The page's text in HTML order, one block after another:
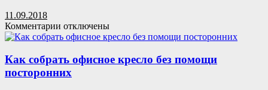
класс,
идеи
варианты
11.09.2018
Комментарии к
записи
«Эльба»:
отзывы
покупателей,
отключены
Как собрать офисное кресло без помощи
посторонних